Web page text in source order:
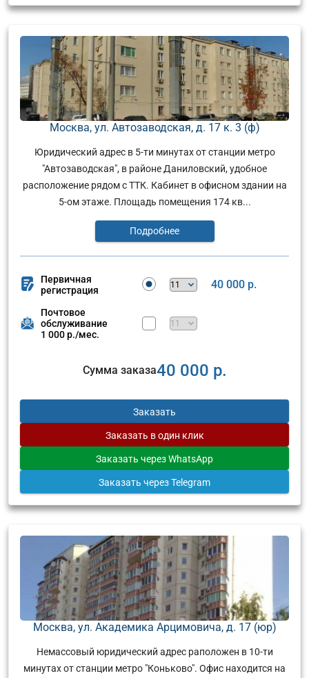
Москва, ул. Автозаводская, д. 17 к. 3 (ф)
Юридический адрес в 5-ти минутах от станции метро
"Автозаводская", в районе Даниловский, удобное
расположение рядом с ТТК. Кабинет в офисном здании на
5-ом этаже. Площадь помещения 174 кв...
Подробнее
Первичная
регистрация
40 000 р.
Почтовое
обслуживание
1 000 р./мес.
Сумма заказа40 000 р.
Заказать
Заказать в один клик
Заказать через WhatsApp
Заказать через Telegram
Москва, ул. Академика Арцимовича, д. 17 (юр)
Немассовый юридический адрес раположен в 10-ти
минутах от станции метро "Коньково". Офис находится на